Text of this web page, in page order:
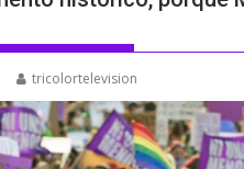
tricolortelevision